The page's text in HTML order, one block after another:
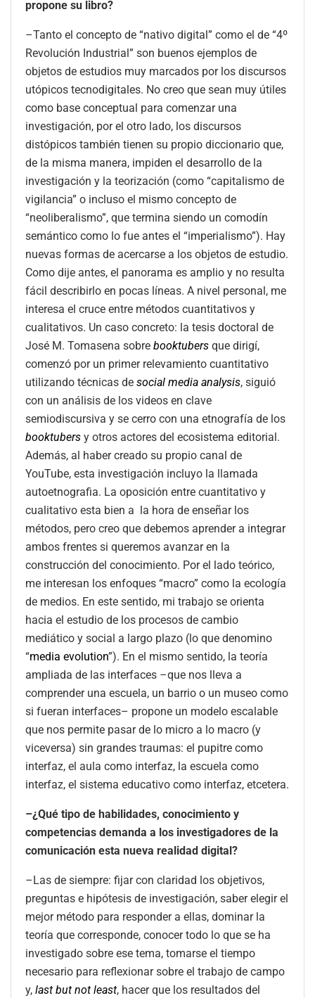
propone su libro?
–Tanto el concepto de “nativo digital” como el de “4º
Revolución Industrial” son buenos ejemplos de
objetos de estudios muy marcados por los discursos
utópicos tecnodigitales. No creo que sean muy útiles
como base conceptual para comenzar una
investigación, por el otro lado, los discursos
distópicos también tienen su propio diccionario que,
de la misma manera, impiden el desarrollo de la
investigación y la teorización (como “capitalismo de
vigilancia” o incluso el mismo concepto de
“neoliberalismo”, que termina siendo un comodín
semántico como lo fue antes el “imperialismo”). Hay
nuevas formas de acercarse a los objetos de estudio.
Como dije antes, el panorama es amplio y no resulta
fácil describirlo en pocas líneas. A nivel personal, me
interesa el cruce entre métodos cuantitativos y
cualitativos. Un caso concreto: la tesis doctoral de
José M. Tomasena sobre booktubers que dirigí,
comenzó por un primer relevamiento cuantitativo
utilizando técnicas de social media analysis, siguió
con un análisis de los videos en clave
semiodiscursiva y se cerro con una etnografía de los
booktubers y otros actores del ecosistema editorial.
Además, al haber creado su propio canal de
YouTube, esta investigación incluyo la llamada
autoetnografia. La oposición entre cuantitativo y
cualitativo esta bien a la hora de enseñar los
métodos, pero creo que debemos aprender a integrar
ambos frentes si queremos avanzar en la
construcción del conocimiento. Por el lado teórico,
me interesan los enfoques “macro” como la ecología
de medios. En este sentido, mi trabajo se orienta
hacia el estudio de los procesos de cambio
mediático y social a largo plazo (lo que denomino
“media evolution”). En el mismo sentido, la teoría
ampliada de las interfaces –que nos lleva a
comprender una escuela, un barrio o un museo como
si fueran interfaces– propone un modelo escalable
que nos permite pasar de lo micro a lo macro (y
viceversa) sin grandes traumas: el pupitre como
interfaz, el aula como interfaz, la escuela como
interfaz, el sistema educativo como interfaz, etcetera.
–¿Qué tipo de habilidades, conocimiento y
competencias demanda a los investigadores de la
comunicación esta nueva realidad digital?
–Las de siempre: fijar con claridad los objetivos,
preguntas e hipótesis de investigación, saber elegir el
mejor método para responder a ellas, dominar la
teoría que corresponde, conocer todo lo que se ha
investigado sobre ese tema, tomarse el tiempo
necesario para reflexionar sobre el trabajo de campo
y, last but not least, hacer que los resultados del